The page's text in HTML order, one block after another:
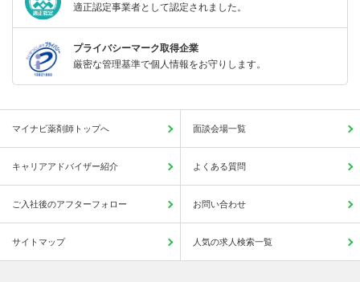
適正認定事業者として認定されました。
プライバシーマーク取得企業
厳密な管理基準で個人情報をお守りします。
マイナビ薬剤師トップへ 面談会場一覧
キャリアアドバイザー紹介 よくある質問
ご入社後のアフターフォロー お問い合わせ
サイトマップ 人気の求人検索一覧